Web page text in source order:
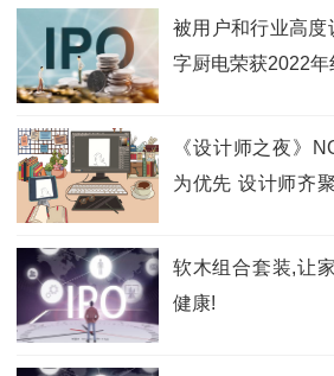
被用户和行业高度
字厨电荣获2022年
《设计师之夜》
为优先 设计师齐
软木组合套装,让
健康!